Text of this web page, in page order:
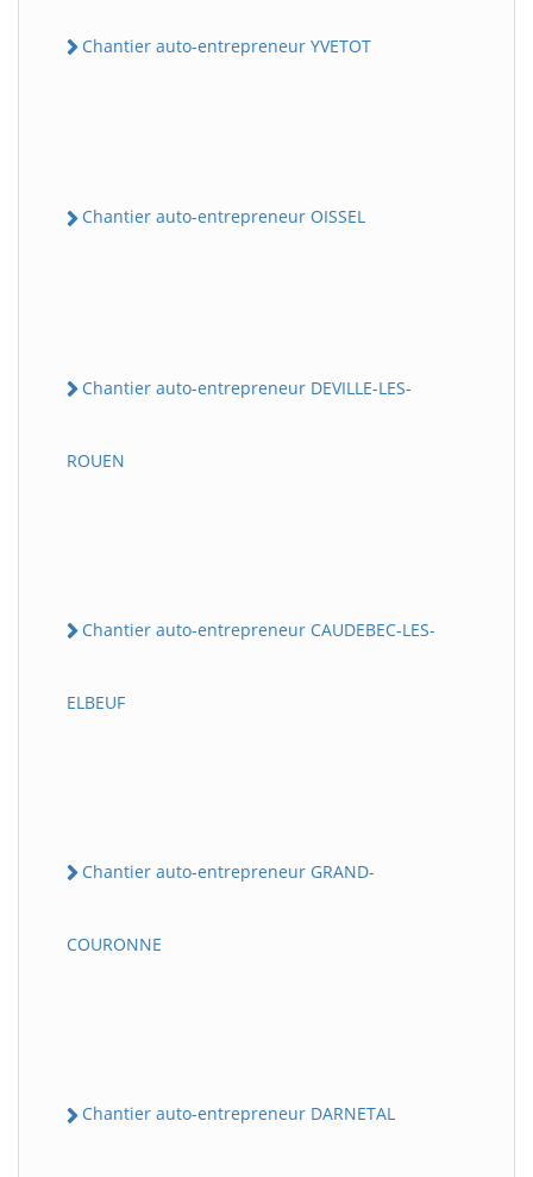
Chantier auto-entrepreneur YVETOT
Chantier auto-entrepreneur OISSEL
Chantier auto-entrepreneur DEVILLE-LES-
ROUEN
Chantier auto-entrepreneur CAUDEBEC-LES-
ELBEUF
Chantier auto-entrepreneur GRAND-
COURONNE
Chantier auto-entrepreneur DARNETAL